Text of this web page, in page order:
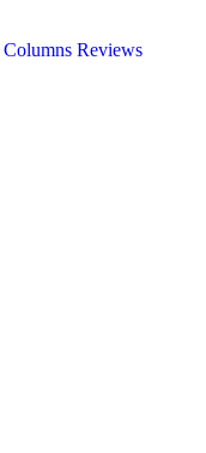
Columns Reviews